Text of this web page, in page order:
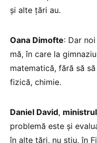
și alte țări au.
Oana Dimofte: Dar
mă, în care la
matematică, fără să
fizică, chimie.
Daniel David,
problemă este și
în alte țări, nu știu, în